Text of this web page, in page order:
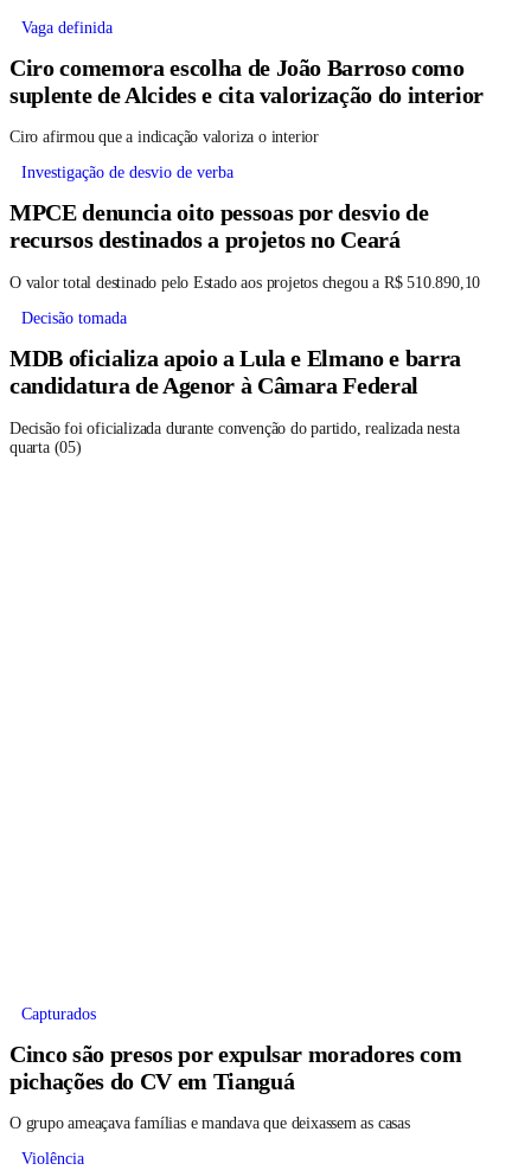
Vaga definida
Ciro comemora escolha de João Barroso como
suplente de Alcides e cita valorização do interior
Ciro afirmou que a indicação valoriza o interior
Investigação de desvio de verba
MPCE denuncia oito pessoas por desvio de
recursos destinados a projetos no Ceará
O valor total destinado pelo Estado aos projetos chegou a R$ 510.890,10
Decisão tomada
MDB oficializa apoio a Lula e Elmano e barra
candidatura de Agenor à Câmara Federal
Decisão foi oficializada durante convenção do partido, realizada nesta
quarta (05)
Capturados
Cinco são presos por expulsar moradores com
pichações do CV em Tianguá
O grupo ameaçava famílias e mandava que deixassem as casas
Violência